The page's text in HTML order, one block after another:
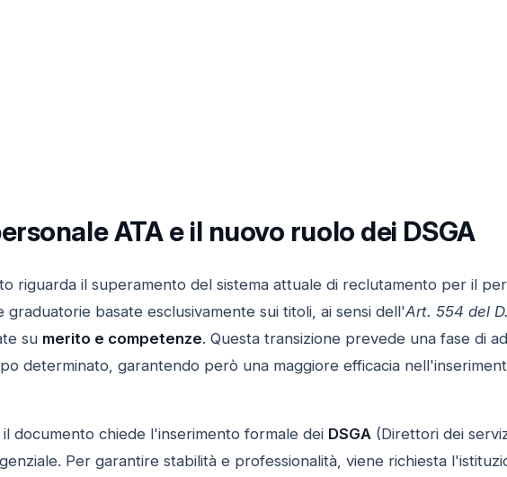
ATA e il nuovo ruolo dei DSGA
riguarda il superamento del sistema attuale di reclutamento per il
basate esclusivamente sui titoli, ai sensi dell'Art. 554 del
su merito e competenze. Questa transizione prevede una fase di
determinato, garantendo però una maggiore efficacia
documento chiede l'inserimento formale dei DSGA (Direttori dei
Per garantire stabilità e professionalità, viene richiesta